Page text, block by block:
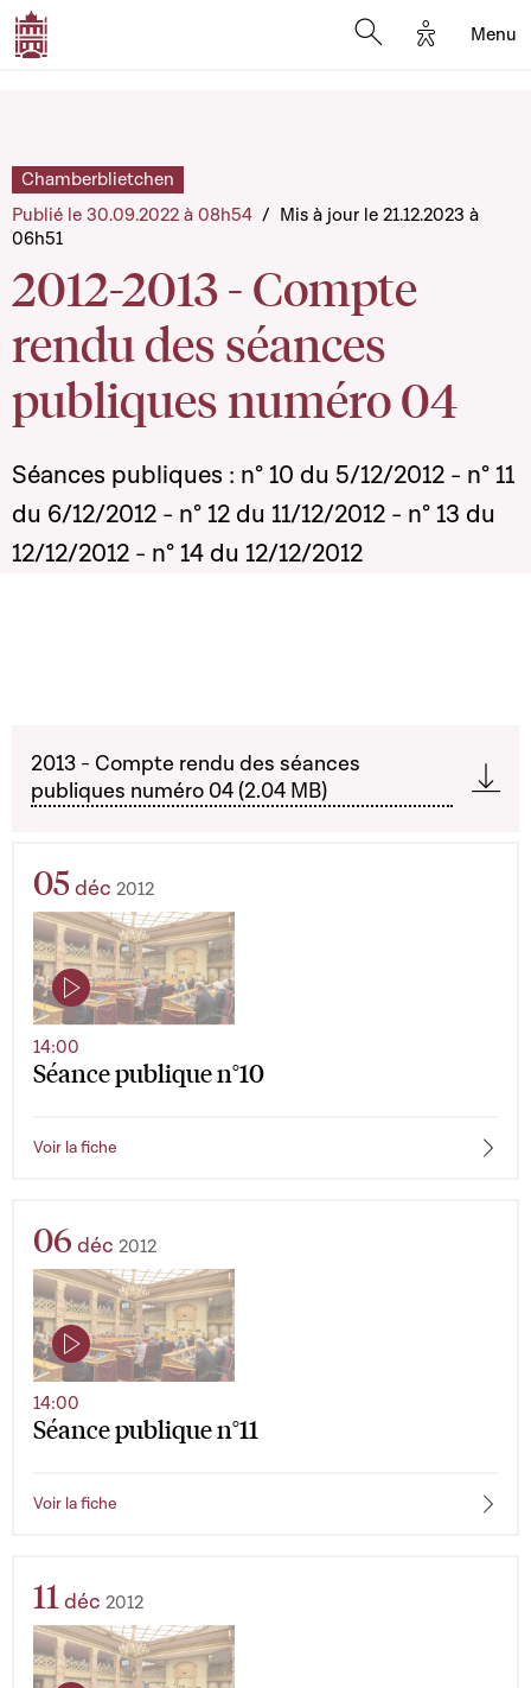
Options
Menu
2012-2013 - Compte
rendu des séances
publiques numéro 04
Chamberblietchen
Publié le 30.09.2022 à 08h54 / Mis à jour le 21.12.2023 à
06h51
Séances publiques : n° 10 du 5/12/2012 - n° 11
du 6/12/2012 - n° 12 du 11/12/2012 - n° 13 du
12/12/2012 - n° 14 du 12/12/2012
2013 - Compte rendu des séances
publiques numéro 04 (2.04 MB)
05déc 2012
Séance publique n°10
14:00
Voir la fiche
06 déc 2012
Séance publique n°11
14:00
Voir la fiche
11déc 2012